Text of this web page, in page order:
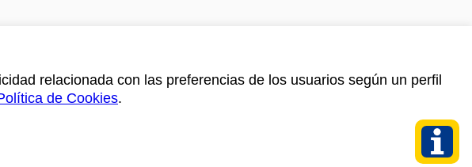
relacionada con las preferencias de los usuarios según un perfil
de Cookies.